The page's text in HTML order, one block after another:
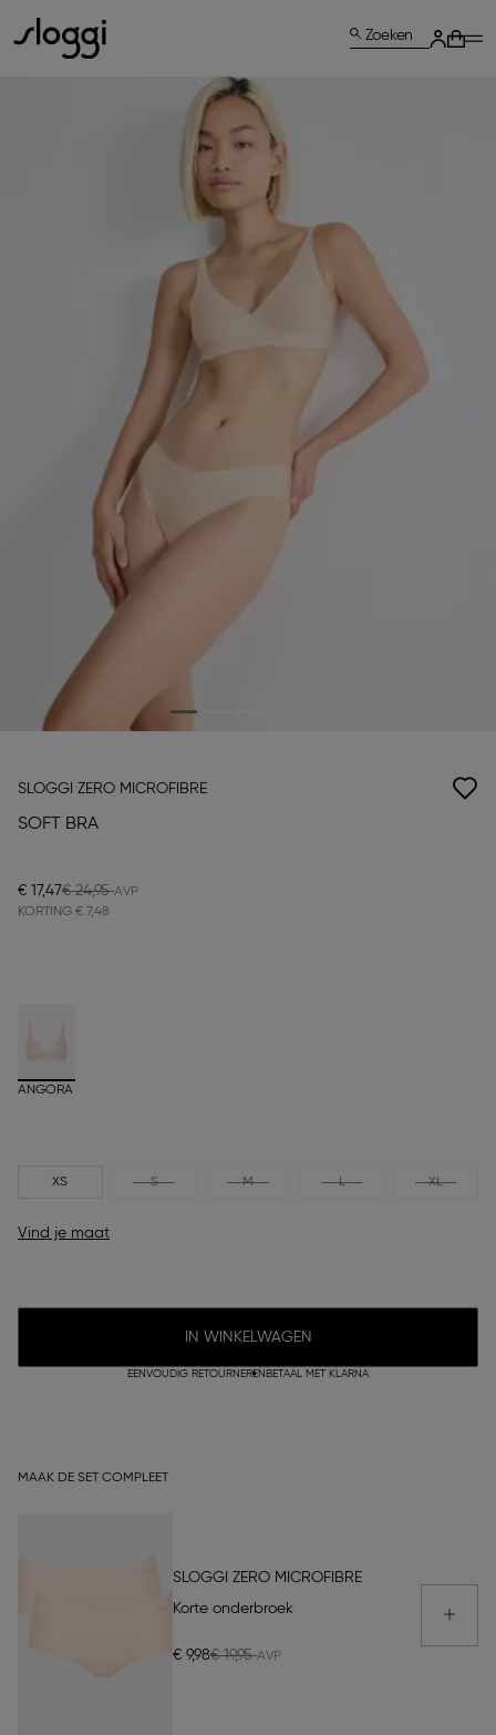
Zoeken
SLOGGI ZERO MICROFIBRE
SOFT BRA
€ 17,47€ 24,95
KORTING € 7,48
ANGORA
XS S M L XL
Vind je maat
IN WINKELWAGEN
EENVOUDIG RETOURNEREN BETAAL MET KLARNA
MAAK DE SET COMPLEET
SLOGGI ZERO MICROFIBRE
Korte onderbroek
€ 9,98€ 19,95